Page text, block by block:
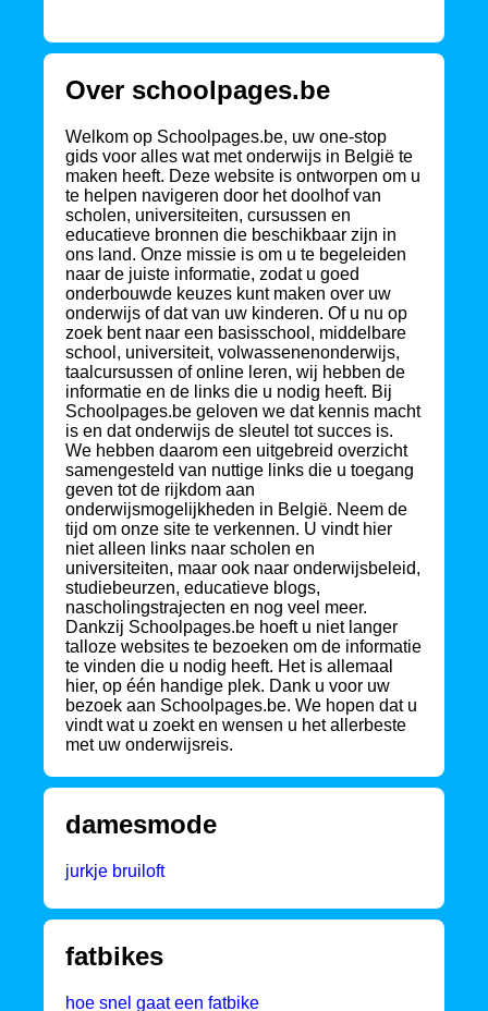
Over schoolpages.be
Welkom op Schoolpages.be, uw one-stop
gids voor alles wat met onderwijs in België te
maken heeft. Deze website is ontworpen om u
te helpen navigeren door het doolhof van
scholen, universiteiten, cursussen en
educatieve bronnen die beschikbaar zijn in
ons land. Onze missie is om u te begeleiden
naar de juiste informatie, zodat u goed
onderbouwde keuzes kunt maken over uw
onderwijs of dat van uw kinderen. Of u nu op
zoek bent naar een basisschool, middelbare
school, universiteit, volwassenenonderwijs,
taalcursussen of online leren, wij hebben de
informatie en de links die u nodig heeft. Bij
Schoolpages.be geloven we dat kennis macht
is en dat onderwijs de sleutel tot succes is.
We hebben daarom een uitgebreid overzicht
samengesteld van nuttige links die u toegang
geven tot de rijkdom aan
onderwijsmogelijkheden in België. Neem de
tijd om onze site te verkennen. U vindt hier
niet alleen links naar scholen en
universiteiten, maar ook naar onderwijsbeleid,
studiebeurzen, educatieve blogs,
nascholingstrajecten en nog veel meer.
Dankzij Schoolpages.be hoeft u niet langer
talloze websites te bezoeken om de informatie
te vinden die u nodig heeft. Het is allemaal
hier, op één handige plek. Dank u voor uw
bezoek aan Schoolpages.be. We hopen dat u
vindt wat u zoekt en wensen u het allerbeste
met uw onderwijsreis.
damesmode
jurkje bruiloft
fatbikes
hoe snel gaat een fatbike